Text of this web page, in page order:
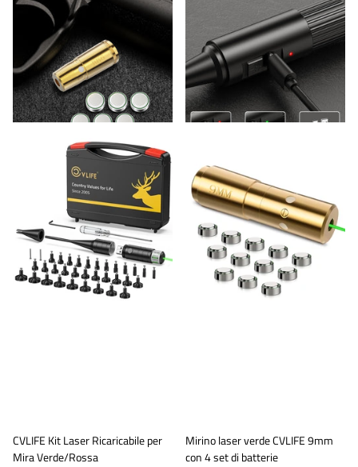
CVLIFE Kit Laser Ricaricabile per
Mira Verde/Rossa
Mirino laser verde CVLIFE 9mm
con 4 set di batterie